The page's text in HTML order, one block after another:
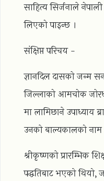
साहित्य सिर्जनाले
लिएको पाइन्छ ।
संक्षिप्त परिचय -
ज्ञानदिल दासको जन्म
जिल्लाको आमचोक
मा लामिछाने उपाध्याय
उनको बाल्यकालको नाम
श्रीकृष्णको प्रारम्भिक
पद्धतिबाट भएको थियो,